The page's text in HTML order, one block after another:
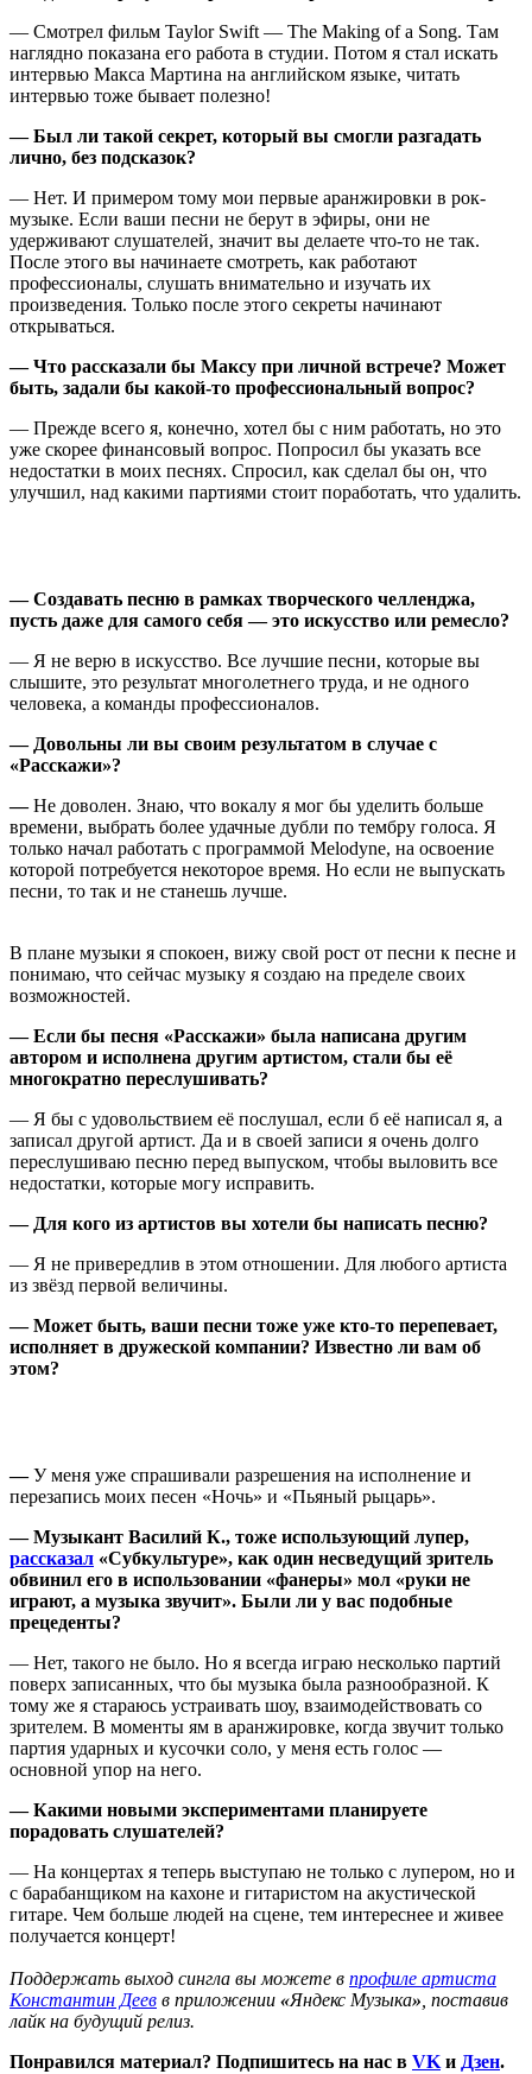
— Смотрел фильм Taylor Swift — The Making of a Song. Там
наглядно показана его работа в студии. Потом я стал искать
интервью Макса Мартина на английском языке, читать
интервью тоже бывает полезно!
— Был ли такой секрет, который вы смогли разгадать
лично, без подсказок?
— Нет. И примером тому мои первые аранжировки в рок-
музыке. Если ваши песни не берут в эфиры, они не
удерживают слушателей, значит вы делаете что-то не так.
После этого вы начинаете смотреть, как работают
профессионалы, слушать внимательно и изучать их
произведения. Только после этого секреты начинают
открываться.
— Что рассказали бы Максу при личной встрече? Может
быть, задали бы какой-то профессиональный вопрос?
— Прежде всего я, конечно, хотел бы с ним работать, но это
уже скорее финансовый вопрос. Попросил бы указать все
недостатки в моих песнях. Спросил, как сделал бы он, что
улучшил, над какими партиями стоит поработать, что удалить.
— Создавать песню в рамках творческого челленджа,
пусть даже для самого себя — это искусство или ремесло?
— Я не верю в искусство. Все лучшие песни, которые вы
слышите, это результат многолетнего труда, и не одного
человека, а команды профессионалов.
— Довольны ли вы своим результатом в случае с
«Расскажи»?
—Не доволен. Знаю, что вокалу я мог бы уделить больше
времени, выбрать более удачные дубли по тембру голоса. Я
только начал работать с программой Melodyne, на освоение
которой потребуется некоторое время. Но если не выпускать
песни, то так и не станешь лучше.
В плане музыки я спокоен, вижу свой рост от песни к песне и
понимаю, что сейчас музыку я создаю на пределе своих
возможностей.
— Если бы песня «Расскажи» была написана другим
автором и исполнена другим артистом, стали бы её
многократно переслушивать?
— Я бы с удовольствием её послушал, если б её написал я, а
записал другой артист. Да и в своей записи я очень долго
переслушиваю песню перед выпуском, чтобы выловить все
недостатки, которые могу исправить.
— Для кого из артистов вы хотели бы написать песню?
— Я не привередлив в этом отношении. Для любого артиста
из звёзд первой величины.
— Может быть, ваши песни тоже уже кто-то перепевает,
исполняет в дружеской компании? Известно ли вам об
этом?
—У меня уже спрашивали разрешения на исполнение и
перезапись моих песен «Ночь» и «Пьяный рыцарь».
— Музыкант Василий К., тоже использующий лупер,
рассказал «Субкультуре», как один несведущий зритель
обвинил его в использовании «фанеры» мол «руки не
играют, а музыка звучит». Были ли у вас подобные
прецеденты?
— Нет, такого не было. Но я всегда играю несколько партий
поверх записанных, что бы музыка была разнообразной. К
тому же я стараюсь устраивать шоу, взаимодействовать со
зрителем. В моменты ям в аранжировке, когда звучит только
партия ударных и кусочки соло, у меня есть голос —
основной упор на него.
— Какими новыми экспериментами планируете
порадовать слушателей?
— На концертах я теперь выступаю не только с лупером, но и
с барабанщиком на кахоне и гитаристом на акустической
гитаре. Чем больше людей на сцене, тем интереснее и живее
получается концерт!
Поддержать выход сингла вы можете в профиле артиста
Константин Деев в приложении «Яндекс Музыка», поставив
лайк на будущий релиз.
Понравился материал? Подпишитесь на нас в VKи Дзен.